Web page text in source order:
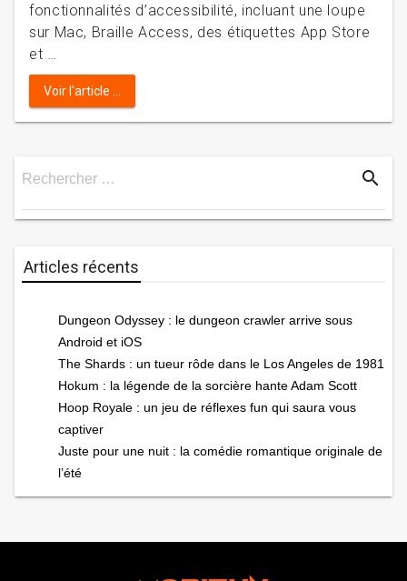
fonctionnalités d’accessibilité, incluant une loupe
sur Mac, Braille Access, des étiquettes App Store
et …
Voir l'article ...
Rechercher … search
Articles récents
Dungeon Odyssey : le dungeon crawler arrive sous
Android et iOS
The Shards : un tueur rôde dans le Los Angeles de 1981
Hokum : la légende de la sorcière hante Adam Scott
Hoop Royale : un jeu de réflexes fun qui saura vous
captiver
Juste pour une nuit : la comédie romantique originale de
l’été